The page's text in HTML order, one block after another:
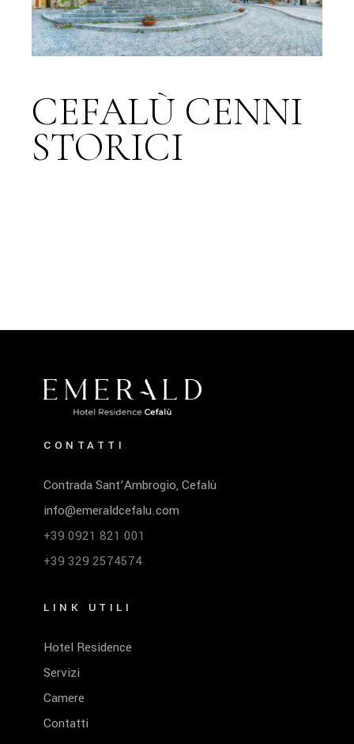
CEFALÙ CENNI
STORICI
CONTATTI
Contrada Sant’Ambrogio, Cefalù
info@emeraldcefalu.com
+39 0921 821 001
+39 329 2574574
LINK UTILI
Hotel Residence
Servizi
Camere
Contatti